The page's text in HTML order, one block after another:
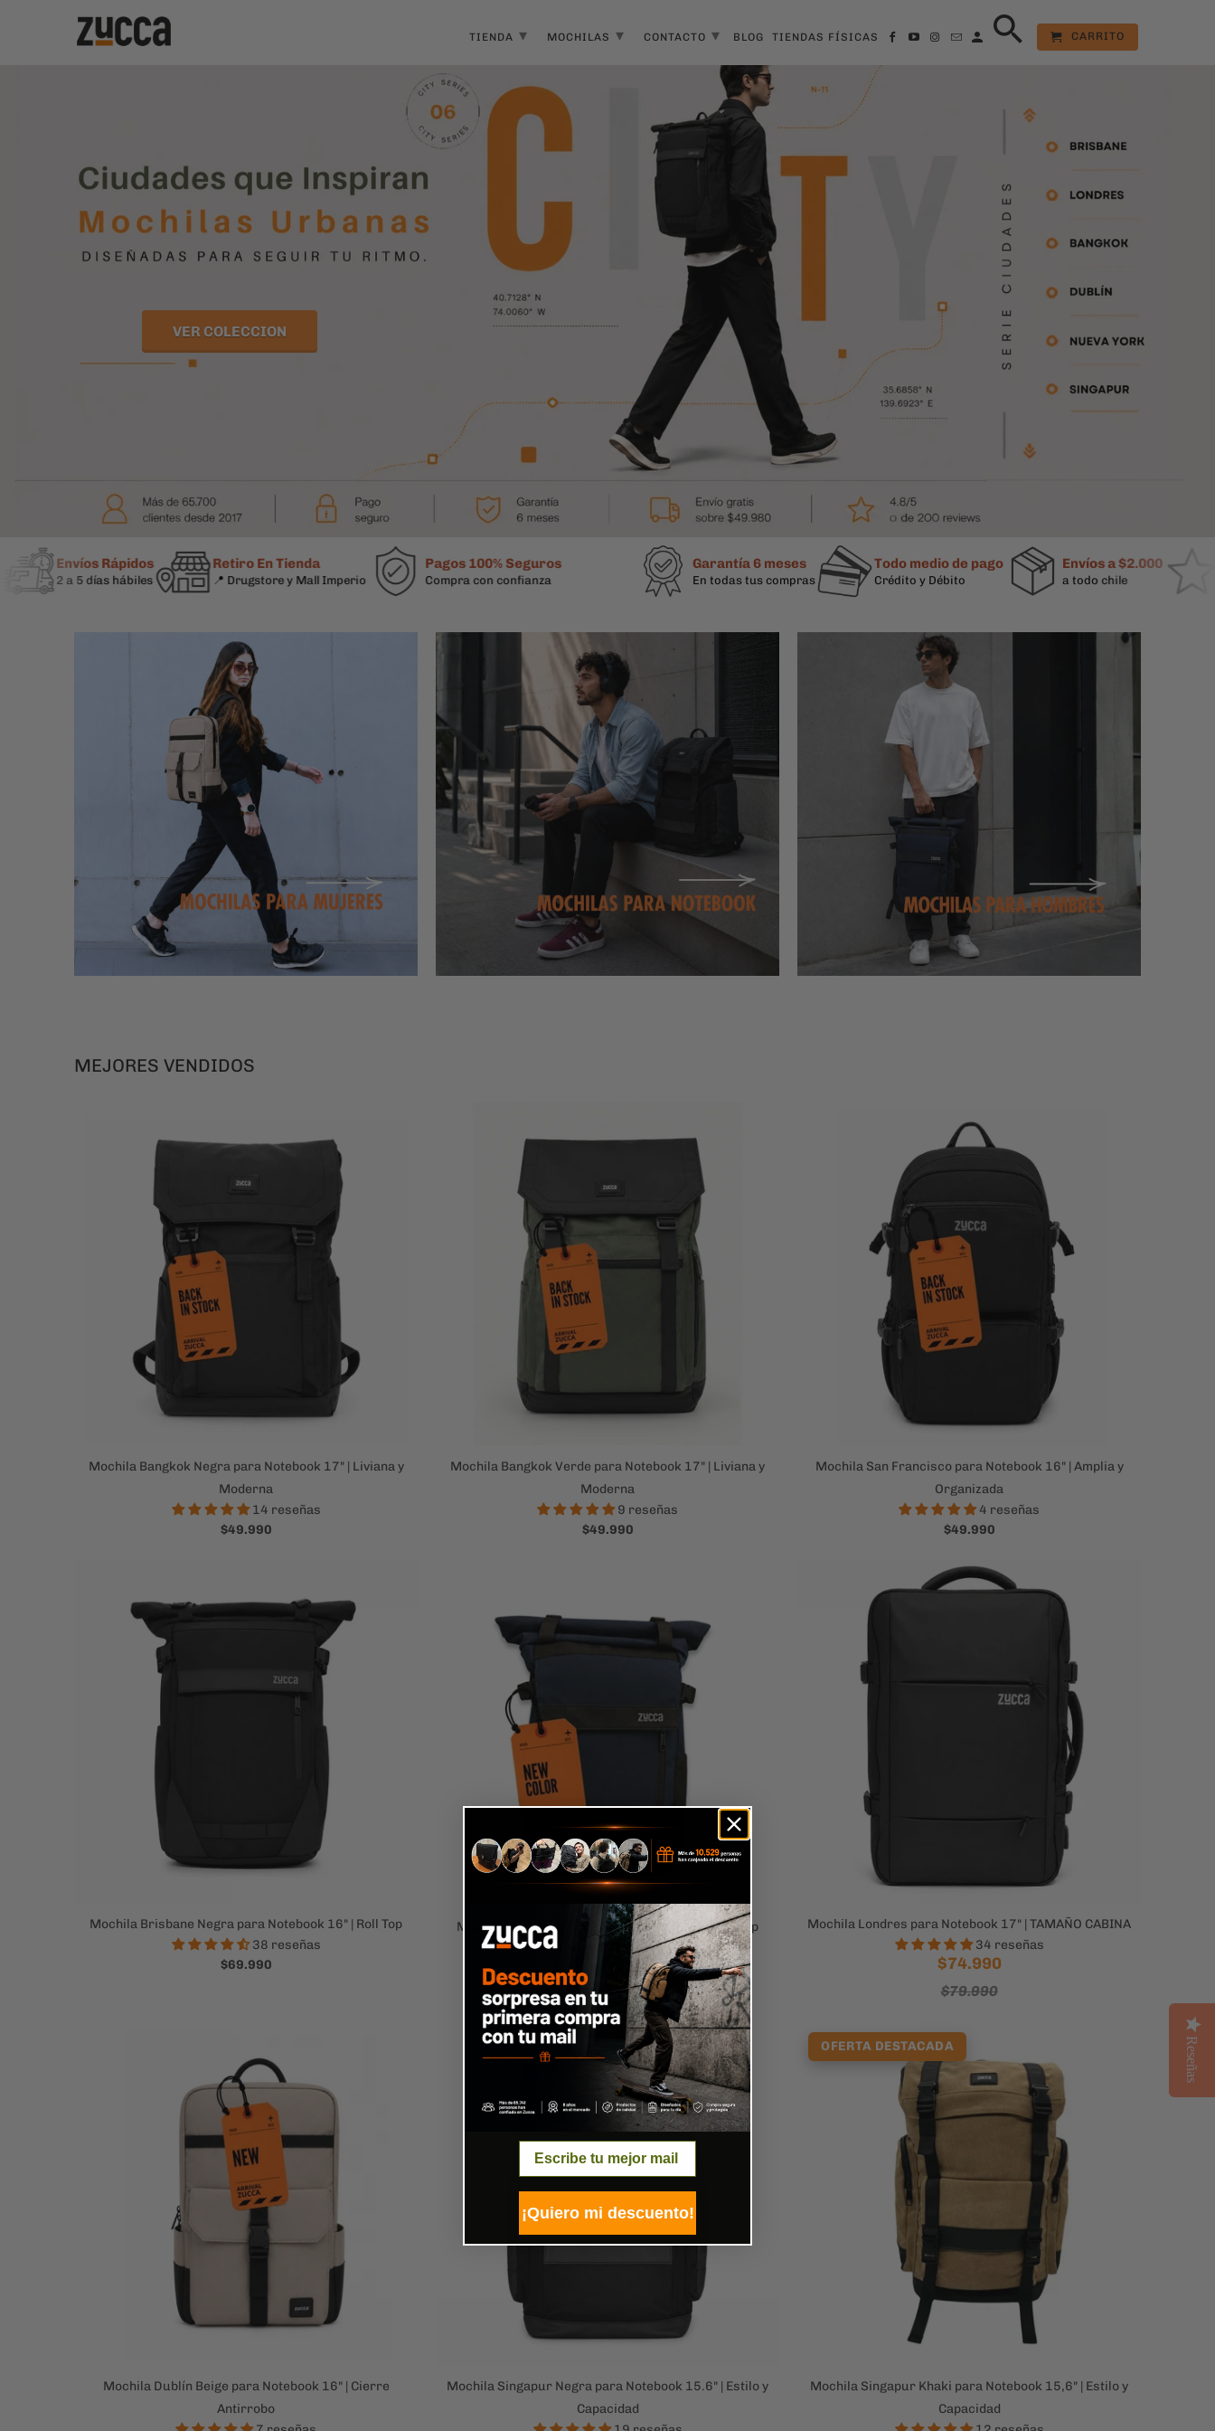
TIENDA ▾ MOCHILAS ▾ CONTACTO ▾ BLOG TIENDAS FÍSICAS CARRITO
VER COLECCION
Rápidos
a 5 días hábiles
Retiro En Tienda
📍 Drugstore y Mall Imperio
Pagos 100% Seguros
Compra con confianza
Garantía 6 meses
En todas tus compras
Todo medio de pago
Crédito y Débito
Envíos a $2.000
a todo chile Han
MEJORES VENDIDOS
Mochila Bangkok Negra para Notebook 17" | Liviana y
Moderna
14 reseñas
$49.990
Mochila Bangkok Verde para Notebook 17" | Liviana y
Moderna
9 reseñas
$49.990
Mochila San Francisco para Notebook 16" | Amplia y
Organizada
4 reseñas
$49.990
Mochila Brisbane Negra para Notebook 16" | Roll Top
38 reseñas
$69.990
Mochila Brisbane Azul para Notebook 16" | Roll Top
19 reseñas
$69.990
Mochila Londres para Notebook 17" | TAMAÑO CABINA
34 reseñas
$74.990
$79.990
Mochila Dublín Beige para Notebook 16" | Cierre
Antirrobo
Mochila Singapur Negra para Notebook 15.6" | Estilo y
Capacidad
OFERTA DESTACADA
Mochila Singapur Khaki para Notebook 15,6" | Estilo y
Capacidad
Reseñas
¡Quiero mi descuento!